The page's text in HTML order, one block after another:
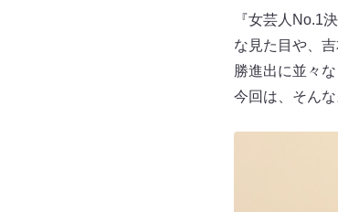
『女芸人No.1
な見た目や、
勝進出に並々
今回は、そん